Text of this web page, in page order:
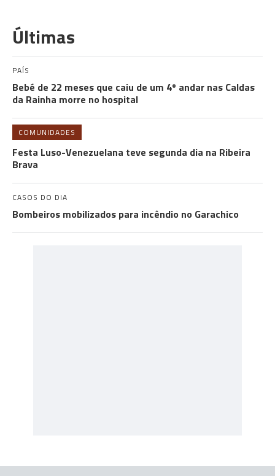
Últimas
PAÍS
Bebé de 22 meses que caiu de um 4º andar nas Caldas
da Rainha morre no hospital
COMUNIDADES
Festa Luso-Venezuelana teve segunda dia na Ribeira
Brava
CASOS DO DIA
Bombeiros mobilizados para incêndio no Garachico